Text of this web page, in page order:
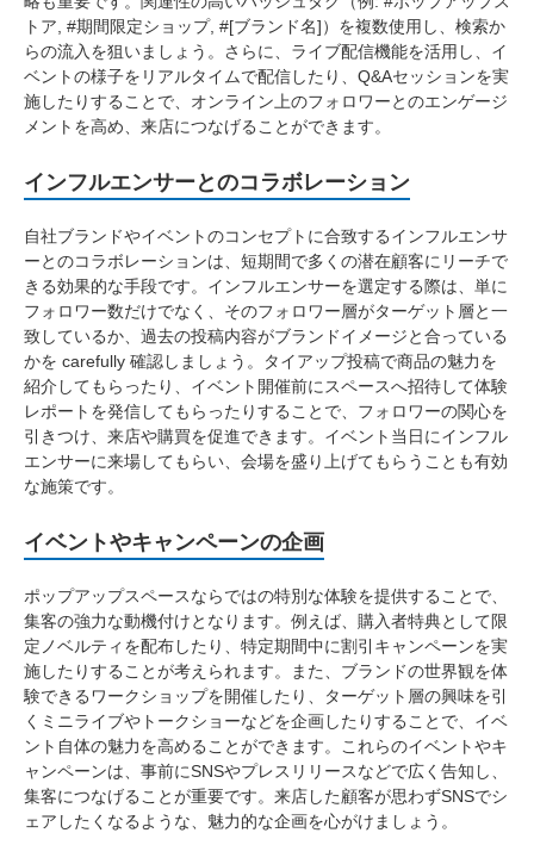
トア, #期間限定ショップ, #[ブランド名]）を複数使用し、検索か
らの流入を狙いましょう。さらに、ライブ配信機能を活用し、イ
ベントの様子をリアルタイムで配信したり、Q&Aセッションを実
施したりすることで、オンライン上のフォロワーとのエンゲージ
メントを高め、来店につなげることができます。
インフルエンサーとのコラボレーション
自社ブランドやイベントのコンセプトに合致するインフルエンサ
ーとのコラボレーションは、短期間で多くの潜在顧客にリーチで
きる効果的な手段です。インフルエンサーを選定する際は、単に
フォロワー数だけでなく、そのフォロワー層がターゲット層と一
致しているか、過去の投稿内容がブランドイメージと合っている
かを carefully 確認しましょう。タイアップ投稿で商品の魅力を
紹介してもらったり、イベント開催前にスペースへ招待して体験
レポートを発信してもらったりすることで、フォロワーの関心を
引きつけ、来店や購買を促進できます。イベント当日にインフル
エンサーに来場してもらい、会場を盛り上げてもらうことも有効
な施策です。
イベントやキャンペーンの企画
ポップアップスペースならではの特別な体験を提供することで、
集客の強力な動機付けとなります。例えば、購入者特典として限
定ノベルティを配布したり、特定期間中に割引キャンペーンを実
施したりすることが考えられます。また、ブランドの世界観を体
験できるワークショップを開催したり、ターゲット層の興味を引
くミニライブやトークショーなどを企画したりすることで、イベ
ント自体の魅力を高めることができます。これらのイベントやキ
ャンペーンは、事前にSNSやプレスリリースなどで広く告知し、
集客につなげることが重要です。来店した顧客が思わずSNSでシ
ェアしたくなるような、魅力的な企画を心がけましょう。